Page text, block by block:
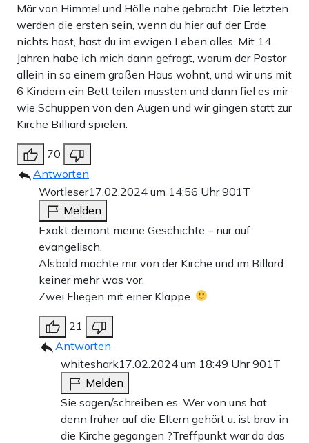
Mär von Himmel und Hölle nahe gebracht. Die letzten
werden die ersten sein, wenn du hier auf der Erde
nichts hast, hast du im ewigen Leben alles. Mit 14
Jahren habe ich mich dann gefragt, warum der Pastor
allein in so einem großen Haus wohnt, und wir uns mit
6 Kindern ein Bett teilen mussten und dann fiel es mir
wie Schuppen von den Augen und wir gingen statt zur
Kirche Billiard spielen.
70
Antworten
Wortleser17.02.2024 um 14:56 Uhr901T
Melden
Exakt demont meine Geschichte – nur auf
evangelisch.
Alsbald machte mir von der Kirche und im Billard
keiner mehr was vor.
Zwei Fliegen mit einer Klappe.
21
Antworten
whiteshark17.02.2024 um 18:49 Uhr901T
Melden
Sie sagen/schreiben es. Wer von uns hat
denn früher auf die Eltern gehört u. ist brav in
die Kirche gegangen ?Treffpunkt war da das